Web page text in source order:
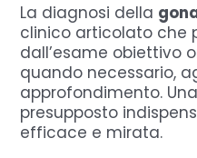
La diagnosi della
clinico articolato che
dall’esame obiettivo
quando necessario,
approfondimento.
presupposto
efficace e mirata.